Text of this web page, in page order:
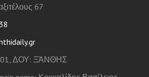
67
ΔΟΥ: ΞΆΝΘΗΣ